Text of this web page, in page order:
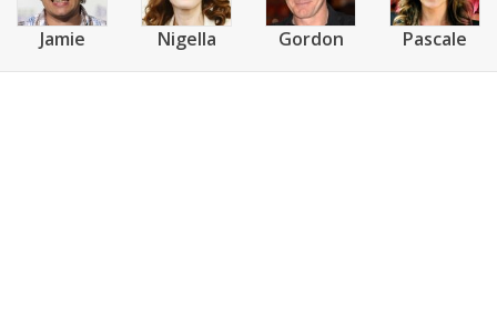
Jamie Nigella Gordon Pascale